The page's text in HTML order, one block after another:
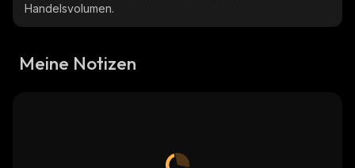
Handelsvolumen.
Meine Notizen